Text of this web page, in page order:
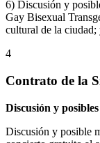
6) Discusión y
Gay Bisexual
cultural de la ciudad;
4
Contrato de la
Discusión y
Discusión y posible